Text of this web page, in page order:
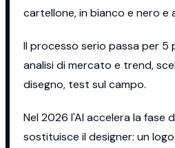
cartellone, in bianco e nero e
Il processo serio passa per 5
analisi di mercato e trend,
disegno, test sul campo.
Nel 2026 l'AI accelera la fase
sostituisce il designer: un